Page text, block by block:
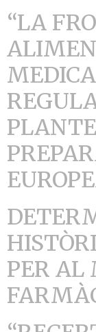
“LA
PER AL